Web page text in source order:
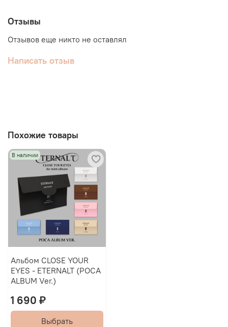
Отзывы
Отзывов еще никто не оставлял
Написать отзыв
Похожие товары
В наличии
Альбом CLOSE YOUR
EYES - ETERNALT (POCA
ALBUM Ver.)
1 690 ₽
Выбрать